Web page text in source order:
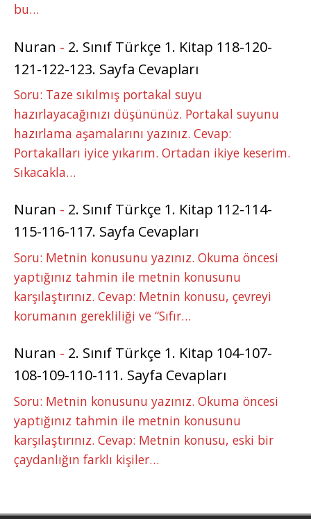
bu…
Nuran - 2. Sınıf Türkçe 1. Kitap 118-120-
121-122-123. Sayfa Cevapları
Soru: Taze sıkılmış portakal suyu
hazırlayacağınızı düşününüz. Portakal suyunu
hazırlama aşamalarını yazınız. Cevap:
Portakalları iyice yıkarım. Ortadan ikiye keserim.
Sıkacakla…
Nuran - 2. Sınıf Türkçe 1. Kitap 112-114-
115-116-117. Sayfa Cevapları
Soru: Metnin konusunu yazınız. Okuma öncesi
yaptığınız tahmin ile metnin konusunu
karşılaştırınız. Cevap: Metnin konusu, çevreyi
korumanın gerekliliği ve “Sıfır…
Nuran - 2. Sınıf Türkçe 1. Kitap 104-107-
108-109-110-111. Sayfa Cevapları
Soru: Metnin konusunu yazınız. Okuma öncesi
yaptığınız tahmin ile metnin konusunu
karşılaştırınız. Cevap: Metnin konusu, eski bir
çaydanlığın farklı kişiler…